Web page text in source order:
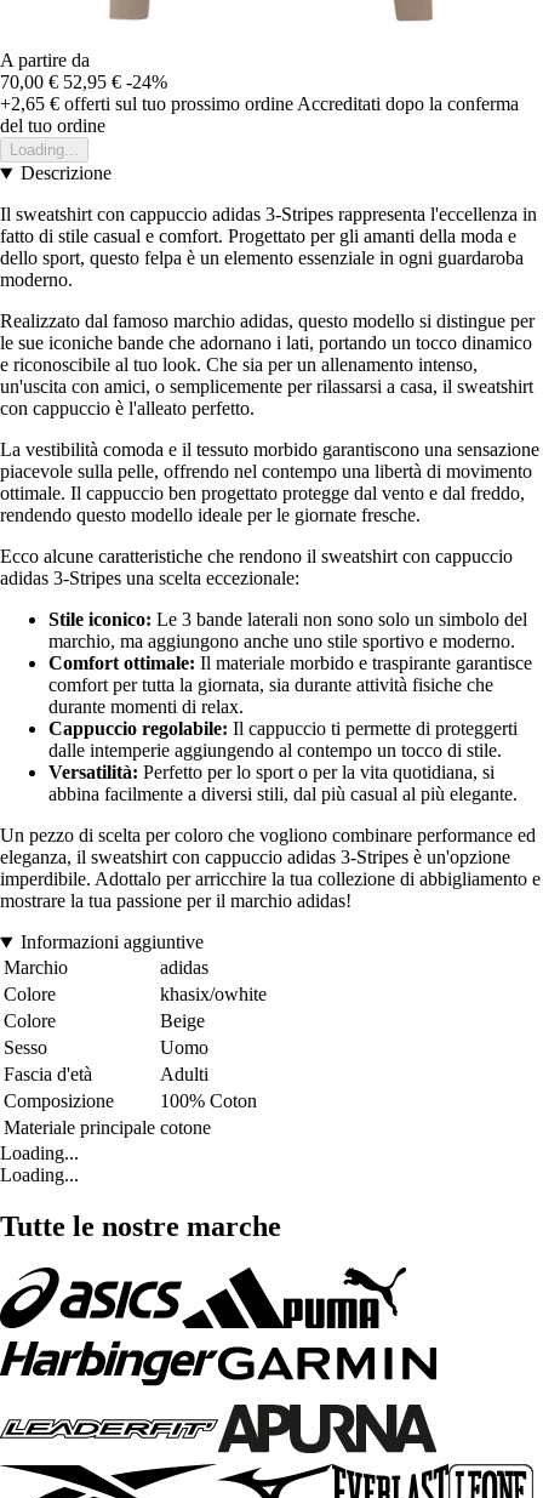
A partire da
70,00 € 52,95 € -24%
+2,65 € offerti sul tuo prossimo ordineAccreditati dopo la conferma
del tuo ordine
Loading...
Descrizione
Il sweatshirt con cappuccio adidas 3-Stripes rappresenta l'eccellenza in
fatto di stile casual e comfort. Progettato per gli amanti della moda e
dello sport, questo felpa è un elemento essenziale in ogni guardaroba
moderno.
Realizzato dal famoso marchio adidas, questo modello si distingue per
le sue iconiche bande che adornano i lati, portando un tocco dinamico
e riconoscibile al tuo look. Che sia per un allenamento intenso,
un'uscita con amici, o semplicemente per rilassarsi a casa, il sweatshirt
con cappuccio è l'alleato perfetto.
La vestibilità comoda e il tessuto morbido garantiscono una sensazione
piacevole sulla pelle, offrendo nel contempo una libertà di movimento
ottimale. Il cappuccio ben progettato protegge dal vento e dal freddo,
rendendo questo modello ideale per le giornate fresche.
Ecco alcune caratteristiche che rendono il sweatshirt con cappuccio
adidas 3-Stripes una scelta eccezionale:
Stile iconico: Le 3 bande laterali non sono solo un simbolo del
marchio, ma aggiungono anche uno stile sportivo e moderno.
Comfort ottimale: Il materiale morbido e traspirante garantisce
comfort per tutta la giornata, sia durante attività fisiche che
durante momenti di relax.
Cappuccio regolabile: Il cappuccio ti permette di proteggerti
dalle intemperie aggiungendo al contempo un tocco di stile.
Versatilità: Perfetto per lo sport o per la vita quotidiana, si
abbina facilmente a diversi stili, dal più casual al più elegante.
Un pezzo di scelta per coloro che vogliono combinare performance ed
eleganza, il sweatshirt con cappuccio adidas 3-Stripes è un'opzione
imperdibile. Adottalo per arricchire la tua collezione di abbigliamento e
mostrare la tua passione per il marchio adidas!
Informazioni aggiuntive
Marchio
adidas
Colore
khasix/owhite
Colore
Beige
Sesso
Uomo
Fascia d'età
Adulti
Composizione
100% Coton
Materiale principale cotone
Loading...
Loading...
Tutte le nostre marche